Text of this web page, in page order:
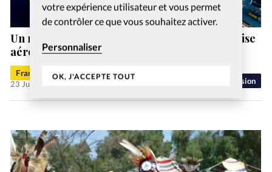
votre expérience utilisateur et vous permet
de contrôler ce que vous souhaitez activer.
Personnaliser
OK, J'ACCEPTE TOUT Mission
Un nouveau directeur général pour l’entreprise
aéronautique chrétienne MAF Suisse
Francis-George Sarpédon
23 Juil 2026